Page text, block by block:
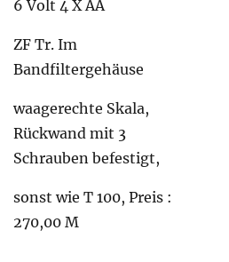
6 Volt 4 X AA
ZF Tr. Im
Bandfiltergehäuse
waagerechte Skala,
Rückwand mit 3
Schrauben befestigt,
sonst wie T 100, Preis :
270,00 M